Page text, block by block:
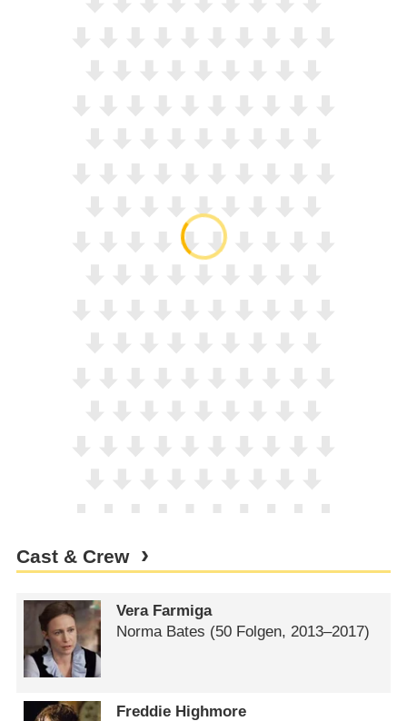
Cast & Crew
Vera Farmiga
Norma Bates (50 Folgen, 2013⁠–⁠2017)
Freddie Highmore